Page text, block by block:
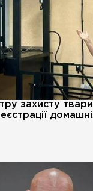
захисту